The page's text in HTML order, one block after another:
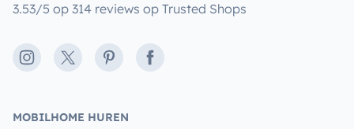
3.53/5 op 314 reviews op Trusted Shops
Instagram
X PinterestFacebook
MOBILHOME HUREN